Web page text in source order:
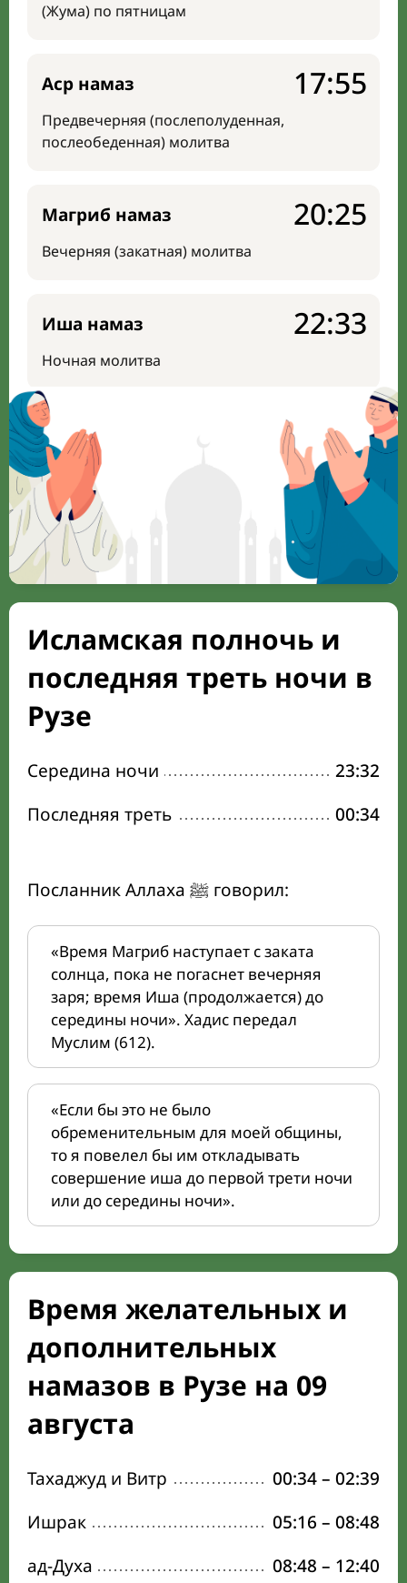
(Жума) по пятницам
Аср намаз
Предвечерняя (послеполуденная,
послеобеденная) молитва
17:55
Магриб намаз
Вечерняя (закатная) молитва
20:25
Иша намаз
Ночная молитва
22:33
Исламская полночь и
последняя треть ночи в
Рузе
Середина ночи
23:32
Последняя треть
00:34
Посланник Аллаха ﷺ говорил:
«Время Магриб наступает с заката
солнца, пока не погаснет вечерняя
заря; время Иша (продолжается) до
середины ночи». Хадис передал
Муслим (612).
«Если бы это не было
обременительным для моей общины,
то я повелел бы им откладывать
совершение иша до первой трети ночи
или до середины ночи».
Время желательных и
дополнительных
намазов в Рузе на 09
августа
Тахаджуд и Витр 00:34– 02:39
Ишрак
05:16 – 08:48
ад-Духа
08:48 – 12:40